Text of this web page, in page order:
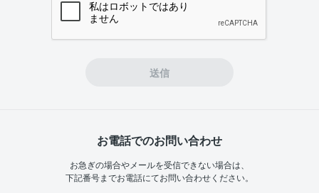
送信
お電話でのお問い合わせ
お急ぎの場合やメールを受信できない場合は、
下記番号までお電話にてお問い合わせください。